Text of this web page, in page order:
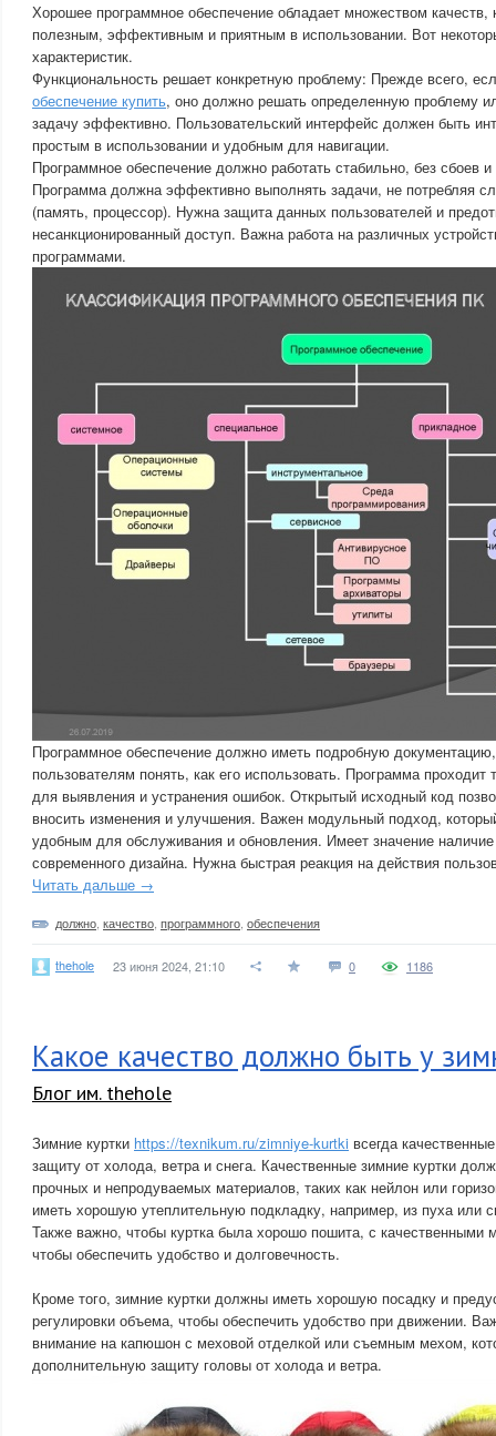
Хорошее программное обеспечение обладает множеством качеств,
полезным, эффективным и приятным в использовании. Вот
характеристик.
Функциональность решает конкретную проблему: Прежде всего,
обеспечение купить, оно должно решать определенную проблему
задачу эффективно. Пользовательский интерфейс должен быть
простым в использовании и удобным для навигации.
Программное обеспечение должно работать стабильно, без сбоев
Программа должна эффективно выполнять задачи, не потребляя
(память, процессор). Нужна защита данных пользователей и
несанкционированный доступ. Важна работа на различных
программами.
Программное обеспечение должно иметь подробную документацию,
пользователям понять, как его использовать. Программа проходит
для выявления и устранения ошибок. Открытый исходный код
вносить изменения и улучшения. Важен модульный подход,
удобным для обслуживания и обновления. Имеет значение наличие
современного дизайна. Нужна быстрая реакция на действия
Читать дальше →
должно качество программного обеспечения
thehole 23 июня 2024, 21:10 0 1186
Какое качество должно быть у
Блог им. thehole
Зимние куртки https://texnikum.ru/zimniye-kurtki всегда
защиту от холода, ветра и снега. Качественные зимние куртки
прочных и непродуваемых материалов, таких как нейлон или
иметь хорошую утеплительную подкладку, например, из пуха или
Также важно, чтобы куртка была хорошо пошита, с качественными
чтобы обеспечить удобство и долговечность.
Кроме того, зимние куртки должны иметь хорошую посадку и
регулировки объема, чтобы обеспечить удобство при движении.
внимание на капюшон с меховой отделкой или съемным мехом,
дополнительную защиту головы от холода и ветра.